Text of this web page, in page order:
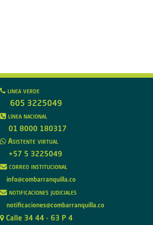
linea verde
605 3225049
linea nacional
01 8000 180317
Asistente virtual
+57 5 3225049
correo institucional
info@combarranquilla.co
notificaciones judiciales
notificaciones@combarranquilla.co
Calle 34 44 - 63 P 4